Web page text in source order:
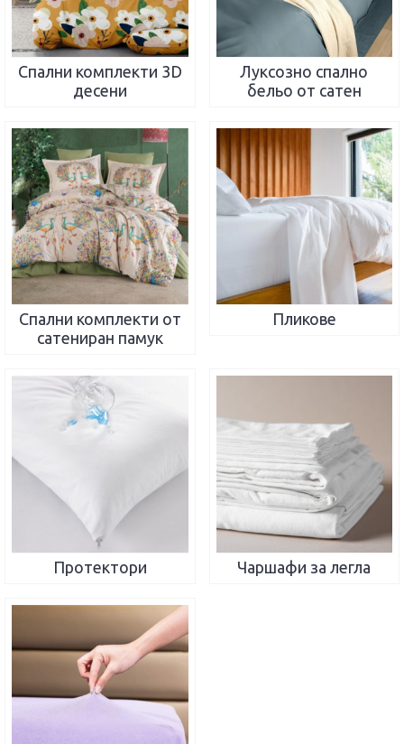
Спални комплекти 3D
десени
Луксозно спално
бельо от сатен
Спални комплекти от
сатениран памук
Пликове
Протектори Чаршафи за легла